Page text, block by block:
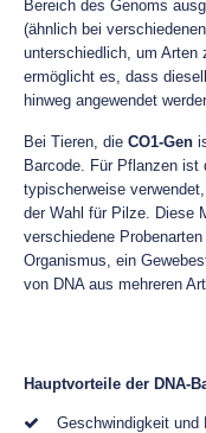
Bereich des Genoms
(ähnlich bei
unterschiedlich, um Arten
ermöglicht es, dass
hinweg angewendet
Bei Tieren, die CO1-Gen
Barcode. Für Pflanzen ist
typischerweise
der Wahl für Pilze. Diese
verschiedene
Organismus, ein
von DNA aus mehreren
Hauptvorteile der DNA-
Geschwindigkeit und